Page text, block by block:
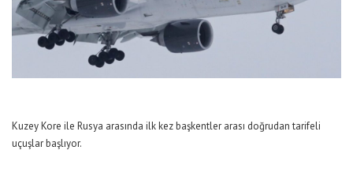
Kuzey Kore ile Rusya arasında ilk kez başkentler arası doğrudan tarifeli
uçuşlar başlıyor.